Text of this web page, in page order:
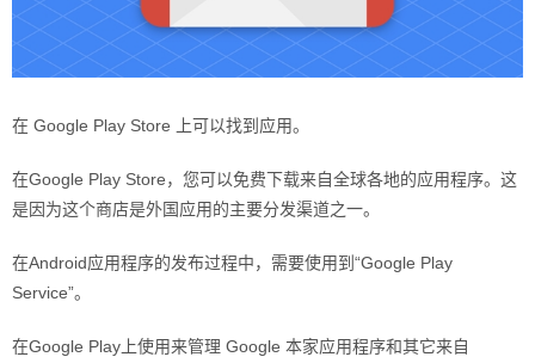
在 Google Play Store 上可以找到应用。
在Google Play Store，您可以免费下载来自全球各地的应用程序。这
是因为这个商店是外国应用的主要分发渠道之一。
在Android应用程序的发布过程中，需要使用到“Google Play
Service”。
在Google Play上使用来管理 Google 本家应用程序和其它来自